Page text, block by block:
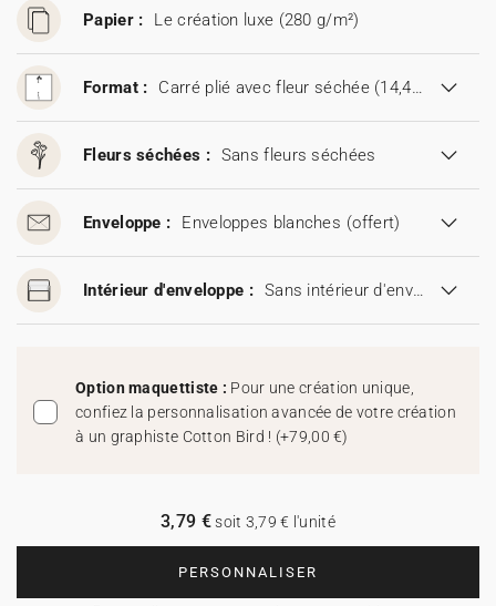
Papier : Le création luxe (280 g/m²)
Format : Carré plié avec fleur séchée (14,4 x 14,4 cm)
Fleurs séchées : Sans fleurs séchées
Enveloppe : Enveloppes blanches (offert)
Intérieur d'enveloppe : Sans intérieur d'enveloppe
Option maquettiste : Pour une création unique,
confiez la personnalisation avancée de votre création
à un graphiste Cotton Bird ! (+79,00 €)
PERSONNALISER
3,79 €soit 3,79 € l'unité